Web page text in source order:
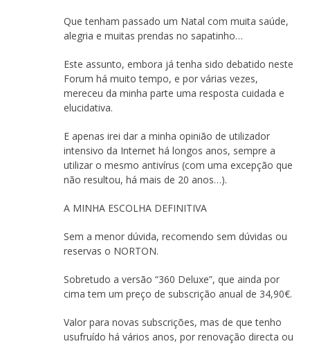
Que tenham passado um Natal com muita saúde,
alegria e muitas prendas no sapatinho…
Este assunto, embora já tenha sido debatido neste
Forum há muito tempo, e por várias vezes,
mereceu da minha parte uma resposta cuidada e
elucidativa.
E apenas irei dar a minha opinião de utilizador
intensivo da Internet há longos anos, sempre a
utilizar o mesmo antivírus (com uma excepção que
não resultou, há mais de 20 anos…).
A MINHA ESCOLHA DEFINITIVA
Sem a menor dúvida, recomendo sem dúvidas ou
reservas o NORTON.
Sobretudo a versão “360 Deluxe”, que ainda por
cima tem um preço de subscrição anual de 34,90€.
Valor para novas subscrições, mas de que tenho
usufruído há vários anos, por renovação directa ou